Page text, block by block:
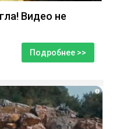
Видео не
Подробнее >>
i